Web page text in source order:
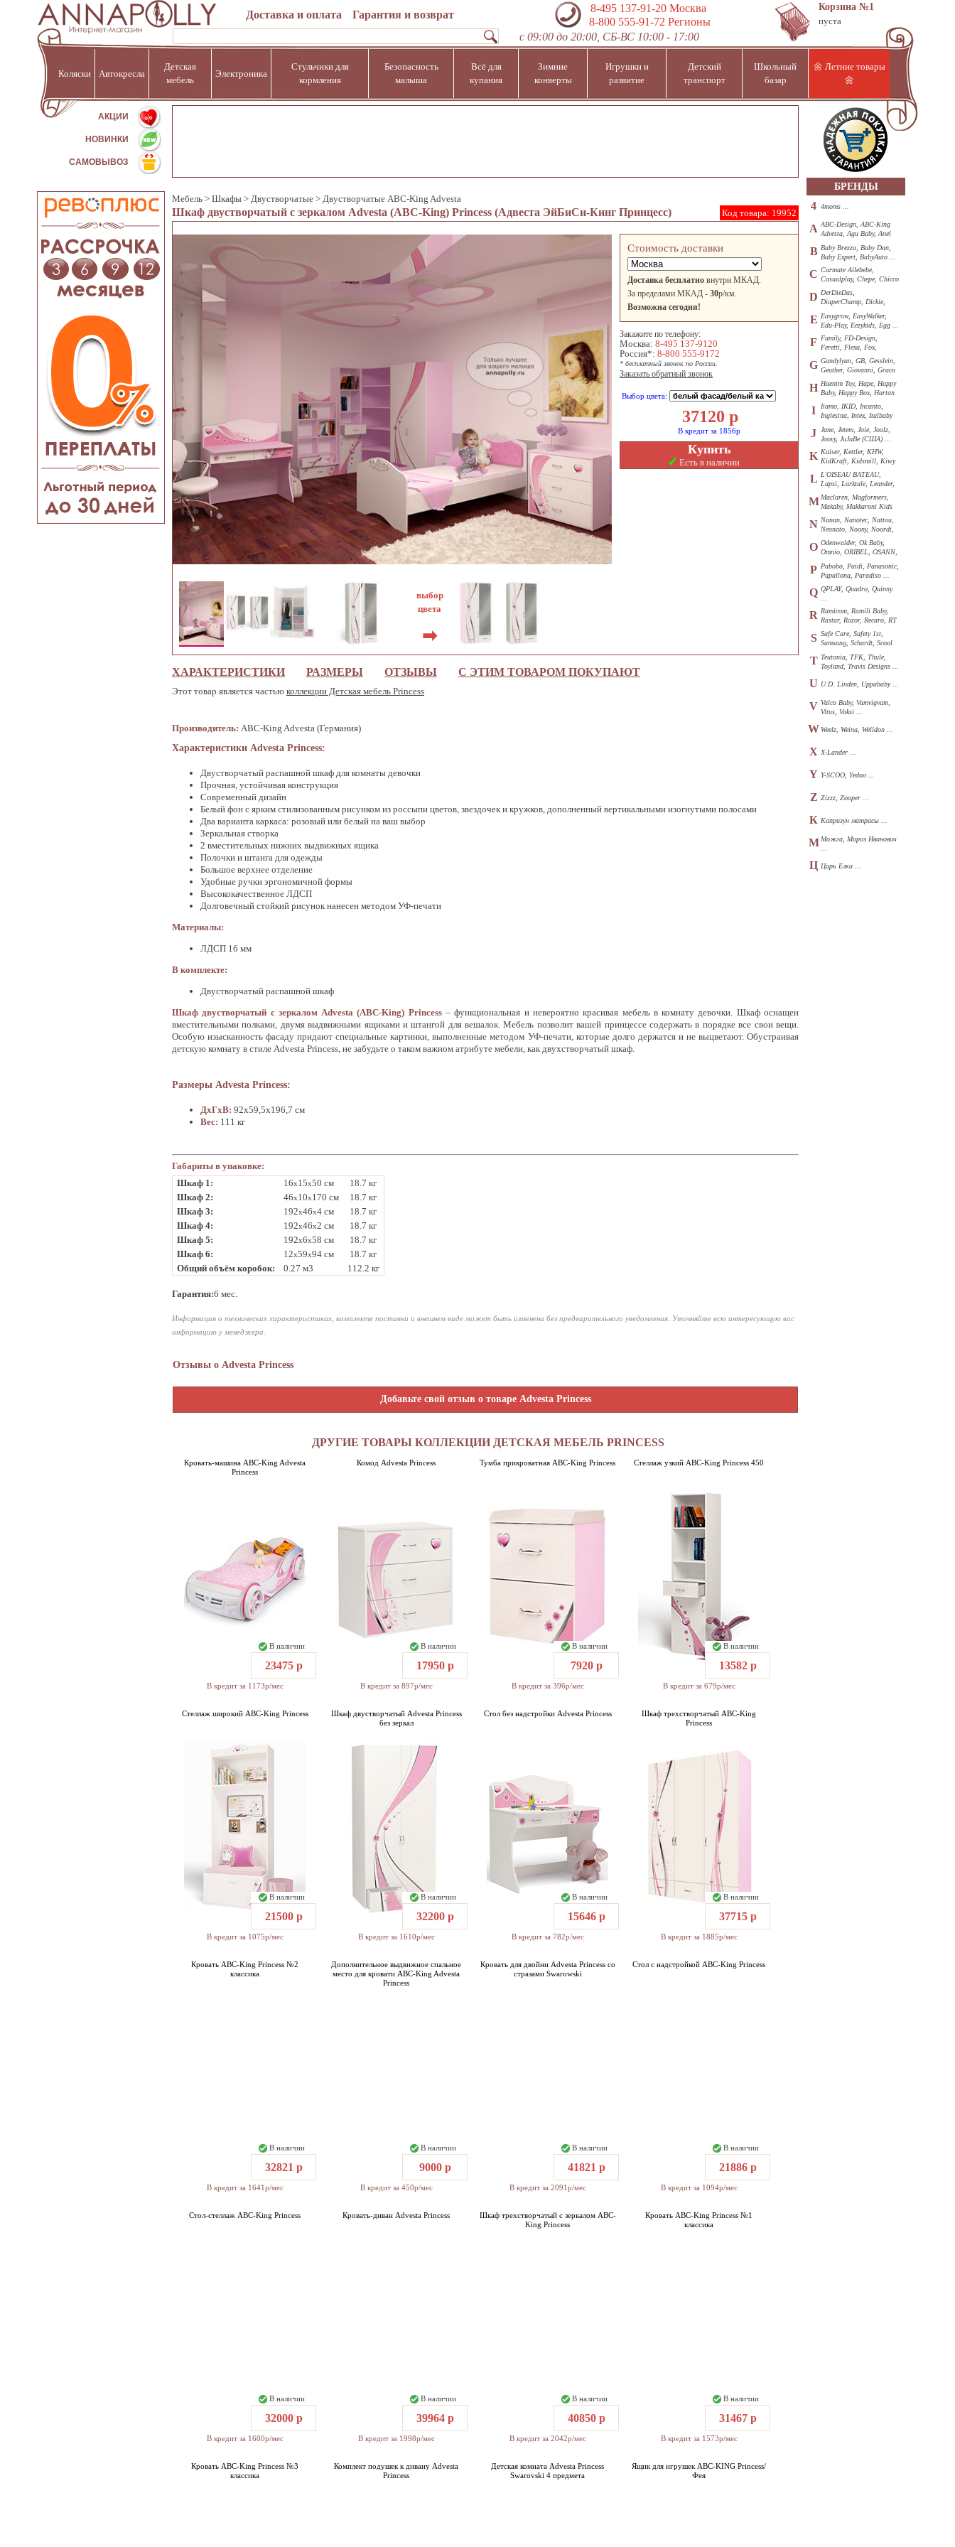
Доставка и оплата Гарантия и возврат
8-495 137-91-20Москва
8-800 555-91-72 Регионы
с 09:00 до 20:00, СБ-ВС 10:00 - 17:00
Корзина №1
пуста
Коляски Автокресла
Детская
мебель
Электроника
Стульчики для
кормления
Безопасность
малыша
Всё для
купания
Зимние
конверты
Игрушки и
развитие
Детский
транспорт
Школьный
базар
🌼 Летние товары
🌼
АКЦИИ %
НОВИНКИ
САМОВЫВОЗ
Мебель > Шкафы > Двустворчатые > Двустворчатые ABC-King Advesta
Код товара: 19952
Шкаф двустворчатый с зеркалом Advesta (ABC-King) Princess (Адвеста ЭйБиСи-Кинг Принцесс)
Стоимость доставки
Доставка бесплатно внутри МКАД.
За пределами МКАД - 30р/км.
Возможна сегодня!
Закажите по телефону:
Москва: 8-495 137-9120
Россия*: 8-800 555-9172
* бесплатный звонок по России.
Заказать обратный звонок
Выбор цвета:
37120 р
В кредит за 1856р
Купить
✓ Есть в наличии
выбор
цвета
➡
ХАРАКТЕРИСТИКИ РАЗМЕРЫ ОТЗЫВЫ С ЭТИМ ТОВАРОМ ПОКУПАЮТ
Этот товар является частью коллекции Детская мебель Princess
Производитель: ABC-King Advesta (Германия)
Характеристики Advesta Princess:
Двустворчатый распашной шкаф для комнаты девочки
Прочная, устойчивая конструкция
Современный дизайн
Белый фон с ярким стилизованным рисунком из россыпи цветов, звездочек и кружков, дополненный вертикальными изогнутыми полосами
Два варианта каркаса: розовый или белый на ваш выбор
Зеркальная створка
2 вместительных нижних выдвижных ящика
Полочки и штанга для одежды
Большое верхнее отделение
Удобные ручки эргономичной формы
Высококачественное ЛДСП
Долговечный стойкий рисунок нанесен методом УФ-печати
Материалы:
ЛДСП 16 мм
В комплекте:
Двустворчатый распашной шкаф
Шкаф двустворчатый с зеркалом Advesta (ABC-King) Princess– функциональная и невероятно красивая мебель в комнату девочки. Шкаф оснащен
вместительными полками, двумя выдвижными ящиками и штангой для вешалок. Мебель позволит вашей принцессе содержать в порядке все свои вещи.
Особую изысканность фасаду придают специальные картинки, выполненные методом УФ-печати, которые долго держатся и не выцветают. Обустраивая
детскую комнату в стиле Advesta Princess, не забудьте о таком важном атрибуте мебели, как двухстворчатый шкаф.
Размеры Advesta Princess:
ДхГхВ: 92х59,5х196,7 см
Вес: 111 кг
Габариты в упаковке:
Шкаф 1:
16x15x50 см
18.7 кг
Шкаф 2:
46x10x170 см
18.7 кг
Шкаф 3:
192x46x4 см
18.7 кг
Шкаф 4:
192x46x2 см
18.7 кг
Шкаф 5:
192x6x58 см
18.7 кг
Шкаф 6:
12x59x94 см
18.7 кг
Общий объём коробок:
0.27 м3 112.2 кг
Гарантия:6 мес.
Информация о технических характеристиках, комплекте поставки и внешнем виде может быть изменена без предварительного уведомления. Уточняйте всю интересующую вас
информацию у менеджера.
Отзывы о Advesta Princess
Добавьте свой отзыв о товаре Advesta Princess
ДРУГИЕ ТОВАРЫ КОЛЛЕКЦИИ ДЕТСКАЯ МЕБЕЛЬ PRINCESS
Кровать-машина ABC-King Advesta
Princess
В наличии
23475 р
В кредит за 1173р/мес
Комод Advesta Princess
В наличии
17950 р
В кредит за 897р/мес
Тумба прикроватная ABC-King Princess
В наличии
7920 р
В кредит за 396р/мес
Стеллаж узкий ABC-King Princess 450
В наличии
13582 р
В кредит за 679р/мес
Стеллаж широкий ABC-King Princess
В наличии
21500 р
В кредит за 1075р/мес
Шкаф двустворчатый Advesta Princess
без зеркал
В наличии
32200 р
В кредит за 1610р/мес
Стол без надстройки Advesta Princess
В наличии
15646 р
В кредит за 782р/мес
Шкаф трехстворчатый ABC-King
Princess
В наличии
37715 р
В кредит за 1885р/мес
Кровать ABC-King Princess №2
классика
В наличии
32821 р
В кредит за 1641р/мес
Дополнительное выдвижное спальное
место для кровати ABC-King Advesta
Princess
В наличии
9000 р
В кредит за 450р/мес
Кровать для двойни Advesta Princess со
стразами Swarowski
В наличии
41821 р
В кредит за 2091р/мес
Стол с надстройкой ABC-King Princess
В наличии
21886 р
В кредит за 1094р/мес
Стол-стеллаж ABC-King Princess
В наличии
32000 р
В кредит за 1600р/мес
Кровать-диван Advesta Princess
В наличии
39964 р
В кредит за 1998р/мес
Шкаф трехстворчатый с зеркалом ABC-
King Princess
В наличии
40850 р
В кредит за 2042р/мес
Кровать ABC-King Princess №1
классика
В наличии
31467 р
В кредит за 1573р/мес
Кровать ABC-King Princess №3
классика
Комплект подушек к дивану Advesta
Princess
Детская комната Advesta Princess
Swarovski 4 предмета
Ящик для игрушек ABC-KING Princess/
Фея
БРЕНДЫ
4 4moms ...
A ABC-Design, ABC-King
Advesta, Agu Baby, Anel
B Baby Brezza, Baby Dan,
Baby Expert, BabyAuto ...
C Carmate Ailebebe,
Casualplay, Chepe, Chicco
D DerDieDas,
DiaperChamp, Dickie,
E Easygrow, EasyWalker,
Edu-Play, Eezykids, Egg ...
F
Family, FD-Design,
Feretti, Flexa, Fox,
G Gandylyan, GB, Gesslein,
Geuther, Giovanni, Graco
H Haenim Toy, Hape, Happy
Baby, Happy Box, Hartan
I
Iiamo, IKID, Incanto,
Inglesina, Intex, Italbaby
J
Jane, Jetem, Joie, Joolz,
Joovy, JuJuBe (США) ...
K Kaiser, Kettler, KHW,
KidKraft, Kidsmill, Kiwy
L L'OISEAU BATEAU,
Lapsi, Larktale, Leander,
M Maclaren, Magformers,
Makaby, Makkaroni Kids
N Nanan, Nanotec, Nattou,
Neonato, Noony, Noordi,
O Odenwalder, Ok Baby,
Omnio, ORIBEL, OSANN,
P Pabobo, Paidi, Panasonic,
Papallona, Paradiso ...
Q QPLAY, Quadro, Quinny
R Ramicom, Ramili Baby,
Rastar, Razor, Recaro, RT
S Safe Care, Safety 1st,
Samsung, Schardt, Scool
T Teutonia, TFK, Thule,
Toyland, Travis Designs ...
U U.D. Linden, Uppababy ...
V Valco Baby, Vamvigvam,
Vitus, Voksi ...
WWeelz, Weina, Welldon ...
X X-Lander ...
Y Y-SCOO, Yedoo ...
Z Zizzz, Zooper ...
К Капризун матрасы ...
М Можга, Мороз Иванович
Ц Царь Елка ...